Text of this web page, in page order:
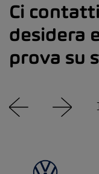
Ci
desidera
prova su